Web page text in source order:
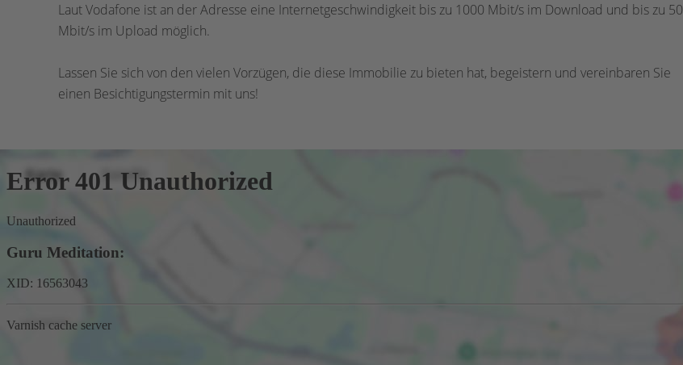
Laut Vodafone ist an der Adresse eine Internetgeschwindigkeit bis zu 1000 Mbit/s im Download und bis zu 50
Mbit/s im Upload möglich.
Lassen Sie sich von den vielen Vorzügen, die diese Immobilie zu bieten hat, begeistern und vereinbaren Sie
einen Besichtigungstermin mit uns!